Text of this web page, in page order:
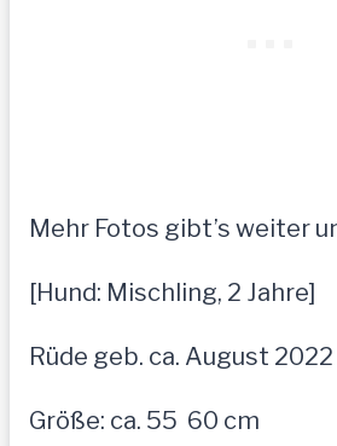
Mehr Fotos gibt’s weiter
[Hund: Mischling, 2 Jahre]
Rüde geb. ca. August 2022
Größe: ca. 55  60 cm